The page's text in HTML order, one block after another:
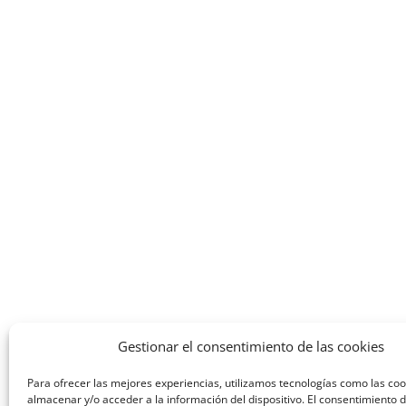
Gestionar el consentimiento de las cookies
Para ofrecer las mejores experiencias, utilizamos tecnologías como las
almacenar y/o acceder a la información del dispositivo. El consentimiento